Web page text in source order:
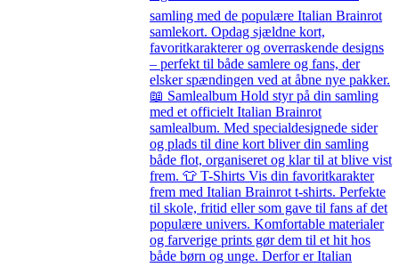
samling med de populære Italian Brainrot
samlekort. Opdag sjældne kort,
favoritkarakterer og overraskende designs
– perfekt til både samlere og fans, der
elsker spændingen ved at åbne nye pakker.
📖 Samlealbum Hold styr på din samling
med et officielt Italian Brainrot
samlealbum. Med specialdesignede sider
og plads til dine kort bliver din samling
både flot, organiseret og klar til at blive vist
frem. 👕 T-Shirts Vis din favoritkarakter
frem med Italian Brainrot t-shirts. Perfekte
til skole, fritid eller som gave til fans af det
populære univers. Komfortable materialer
og farverige prints gør dem til et hit hos
både børn og unge. Derfor er Italian